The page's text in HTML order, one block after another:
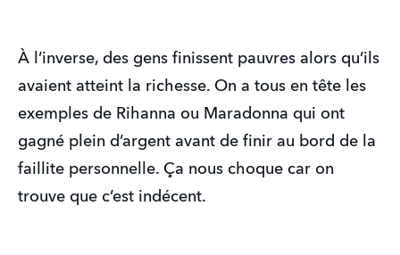
À l’inverse, des gens finissent pauvres alors qu’ils
avaient atteint la richesse. On a tous en tête les
exemples de Rihanna ou Maradonna qui ont
gagné plein d’argent avant de finir au bord de la
faillite personnelle. Ça nous choque car on
trouve que c’est indécent.